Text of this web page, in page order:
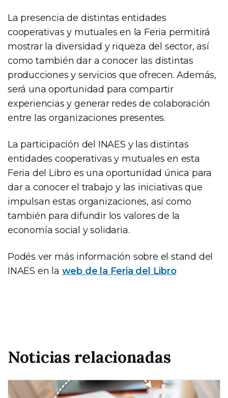
La presencia de distintas entidades
cooperativas y mutuales en la Feria permitirá
mostrar la diversidad y riqueza del sector, así
como también dar a conocer las distintas
producciones y servicios que ofrecen. Además,
será una oportunidad para compartir
experiencias y generar redes de colaboración
entre las organizaciones presentes.
La participación del INAES y las distintas
entidades cooperativas y mutuales en esta
Feria del Libro es una oportunidad única para
dar a conocer el trabajo y las iniciativas que
impulsan estas organizaciones, así como
también para difundir los valores de la
economía social y solidaria.
Podés ver más información sobre el stand del
INAES en la web de la Feria del Libro
Noticias relacionadas